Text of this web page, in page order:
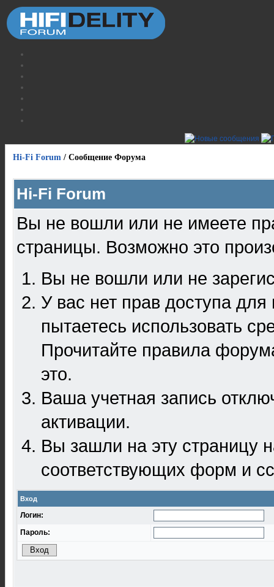
Hi-Fi Forum / Сообщение Форума
Hi-Fi Forum
Вы не вошли или не имеете
страницы. Возможно это
Вы не вошли или не
У вас нет прав доступа
пытаетесь использовать
Прочитайте правила
это.
Ваша учетная запись
активации.
Вы зашли на эту
соответствующих форм и
Вход
Логин:
Пароль: